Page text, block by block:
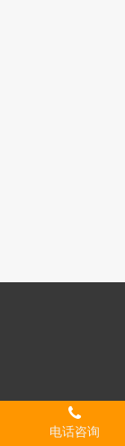
电话咨询